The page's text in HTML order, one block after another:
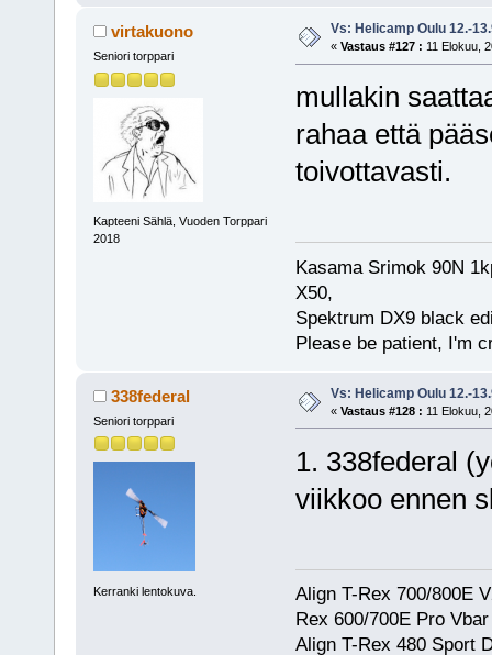
virtakuono
Seniori torppari
Kapteeni Sählä, Vuoden Torppari
2018
Vs: Helicamp Oulu 12.-
« Vastaus #127 : 11 Elokuu,
mullakin
rahaa että
toivottavasti.
Kasama Srimok 90N
X50,
Spektrum DX9 black
Please be patient, I'm
338federal
Seniori torppari
Kerranki lentokuva.
Vs: Helicamp Oulu 12.-
« Vastaus #128 : 11 Elokuu,
1. 338federal
viikkoo ennen
Align T-Rex 700/800E
Rex 600/700E Pro
Align T-Rex 480 Sport